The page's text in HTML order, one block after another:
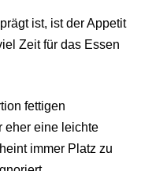
ist, ist der Appetit
Zeit für das Essen
fettigen
eher eine leichte
immer Platz zu